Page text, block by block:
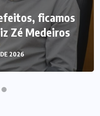
ficamos
Zé Medeiros
2026